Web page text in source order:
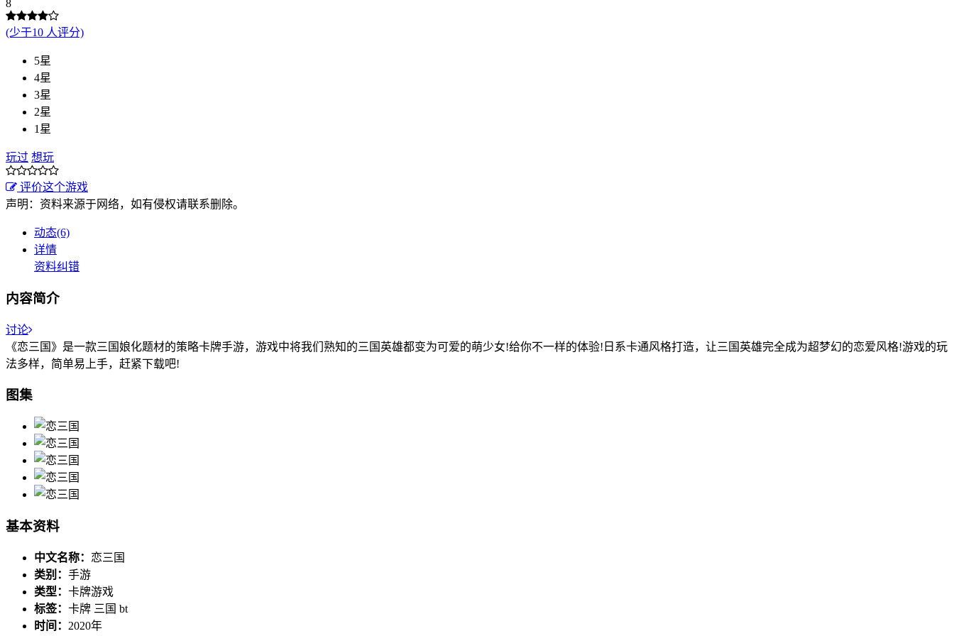
8
(少于10 人评分)
5星
4星
3星
2星
1星
玩过 想玩
评价这个游戏
声明：资料来源于网络，如有侵权请联系删除。
动态(6)
详情
资料纠错
内容简介
讨论
《恋三国》是一款三国娘化题材的策略卡牌手游，游戏中将我们熟知的三国英雄都变为可爱的萌少女!给你不一样的体验!日系卡通风格打造，让三国英雄完全成为超梦幻的恋爱风格!游戏的玩
法多样，简单易上手，赶紧下载吧!
图集
基本资料
中文名称： 恋三国
类别： 手游
类型： 卡牌游戏
标签： 卡牌 三国 bt
时间： 2020年